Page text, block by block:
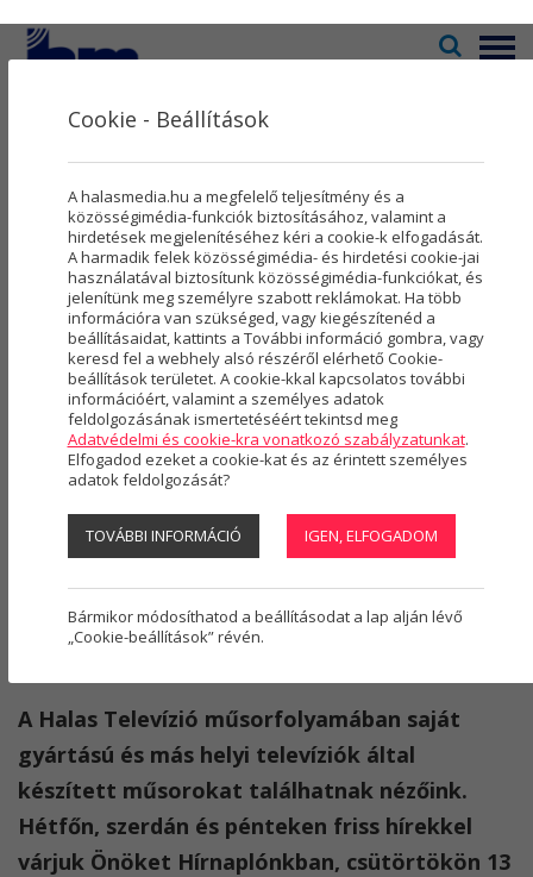
Menü
Televízió
Kultúra
Rovatok
Újság
Városmarketing
Szolgáltatások
Rólunk
Hasznos
Regisztráció
A Halas Televízió 2025/44. heti
műsorterve
Koktél újra keverve,Kultúrkép,Hírnapló Forgószínpad
A Halas Televízió műsorfolyamában saját
gyártású és más helyi televíziók által
készített műsorokat találhatnak nézőink.
Hétfőn, szerdán és pénteken friss hírekkel
várjuk Önöket Hírnaplónkban, csütörtökön 13
Cookie - Beállítások
A halasmedia.hu a megfelelő teljesítmény és a
közösségimédia-funkciók biztosításához, valamint a
hirdetések megjelenítéséhez kéri a cookie-k elfogadását.
A harmadik felek közösségimédia- és hirdetési cookie-jai
használatával biztosítunk közösségimédia-funkciókat, és
jelenítünk meg személyre szabott reklámokat. Ha több
információra van szükséged, vagy kiegészítenéd a
beállításaidat, kattints a További információ gombra, vagy
keresd fel a webhely alsó részéről elérhető Cookie-
beállítások területet. A cookie-kkal kapcsolatos további
információért, valamint a személyes adatok
feldolgozásának ismertetéséért tekintsd meg
Adatvédelmi és cookie-kra vonatkozó szabályzatunkat.
Elfogadod ezeket a cookie-kat és az érintett személyes
adatok feldolgozását?
TOVÁBBI INFORMÁCIÓ IGEN, ELFOGADOM
Bármikor módosíthatod a beállításodat a lap alján lévő
„Cookie-beállítások” révén.